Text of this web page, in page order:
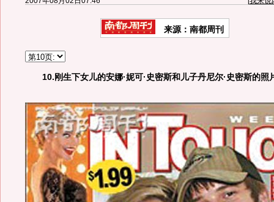
来源：南都周刊
10.刚生下女儿的安娜·妮可·史密斯和儿子丹尼尔·史密斯的照